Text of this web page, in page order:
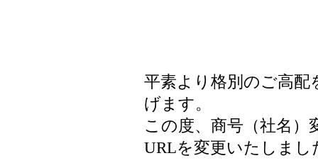
平素より格別のご高配
げます。
この度、商号（社名）
URLを変更いたしまし